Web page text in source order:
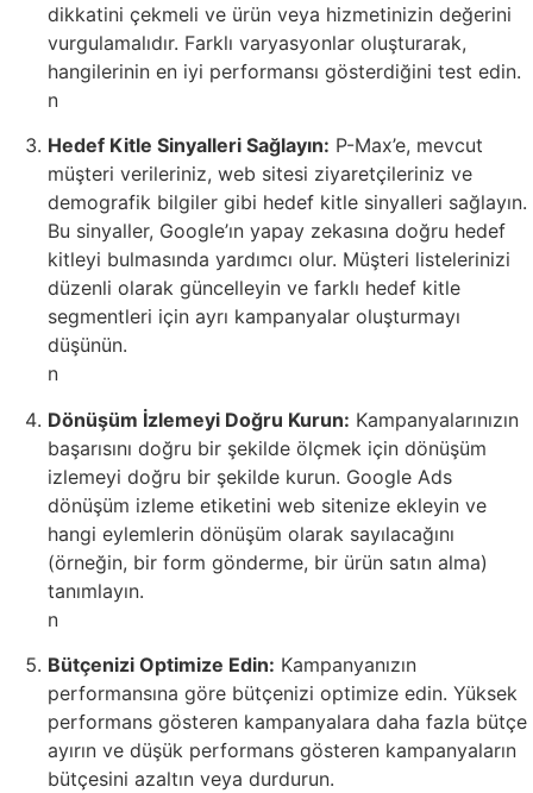
dikkatini çekmeli ve ürün veya hizmetinizin değerini
vurgulamalıdır. Farklı varyasyonlar oluşturarak,
hangilerinin en iyi performansı gösterdiğini test edin.
n
Hedef Kitle Sinyalleri Sağlayın: P-Max’e, mevcut
müşteri verileriniz, web sitesi ziyaretçileriniz ve
demografik bilgiler gibi hedef kitle sinyalleri sağlayın.
Bu sinyaller, Google’ın yapay zekasına doğru hedef
kitleyi bulmasında yardımcı olur. Müşteri listelerinizi
düzenli olarak güncelleyin ve farklı hedef kitle
segmentleri için ayrı kampanyalar oluşturmayı
düşünün.
n
Dönüşüm İzlemeyi Doğru Kurun: Kampanyalarınızın
başarısını doğru bir şekilde ölçmek için dönüşüm
izlemeyi doğru bir şekilde kurun. Google Ads
dönüşüm izleme etiketini web sitenize ekleyin ve
hangi eylemlerin dönüşüm olarak sayılacağını
(örneğin, bir form gönderme, bir ürün satın alma)
tanımlayın.
n
Bütçenizi Optimize Edin: Kampanyanızın
performansına göre bütçenizi optimize edin. Yüksek
performans gösteren kampanyalara daha fazla bütçe
ayırın ve düşük performans gösteren kampanyaların
bütçesini azaltın veya durdurun.